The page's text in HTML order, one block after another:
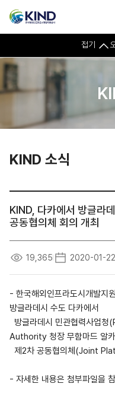
접기
KIND 소식
KIND, 다카에서 방글라
공동협의체 회의 개최
19,365 2020-01-22
- 한국해외인프라도시개발지
방글라데시 수도 다카에서
방글라데시 민관협력사업
Authority 청장 무함마드 알
제2차 공동협의체(Joint
- 자세한 내용은 첨부파일을